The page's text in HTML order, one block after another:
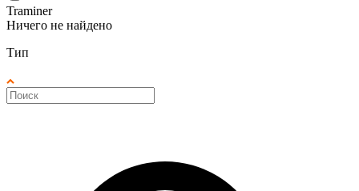
Traminer
Ничего не найдено
Тип